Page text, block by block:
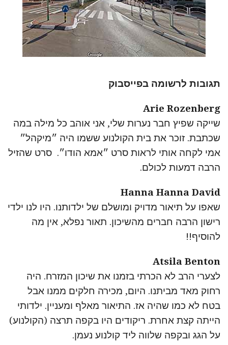
תגובות לרשומה בפייסבוק
Arie Rozenberg
שייקה שפיץ חבר נערות שלי, אני אוהב כל מילה במה
שכתבת. זוכר את בית הקולנוע ששמו היה ״מיקהל״
אמי לקחה אותי לראות סרט ״אמא הודו״. סרט שהזיל
הרבה דמעות לכולם.
Hanna Hanna David
שאפו על תיאור מדויק ומושלם של ילדותנו. היו לנו ילדי
רישון הרבה חברים מהשיכון. תאור נפלא, אין מה
להוסיף!!
Atsila Benton
לצערי הרב לא הכרתי בזמנו את שיכון המזרח. היה
רחוק מאד מביתנו. היום, מכירה חלקים ממנו אבל
בטח לא כמו שהיה אז. התיאור מאלף ומעניין. ילדותי
הייתה קצת אחרת. ריקודים היו בקפה תרצה (הקולנוע)
על הגג ובקפה שלווה ליד קולנוע נעמן.